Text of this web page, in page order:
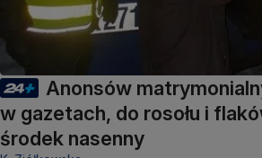
Anonsów
w gazetach, do rosołu i
środek nasenny